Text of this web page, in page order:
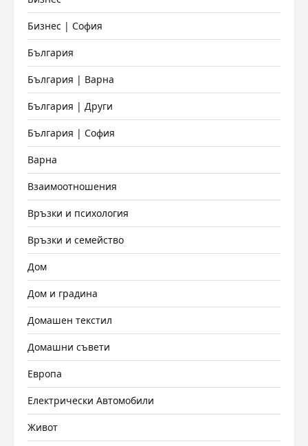
Бизнес | София
България
България | Варна
България | Други
България | София
Варна
Взаимоотношения
Връзки и психология
Връзки и семейство
Дом
Дом и градина
Домашен текстил
Домашни съвети
Европа
Електрически Автомобили
Живот